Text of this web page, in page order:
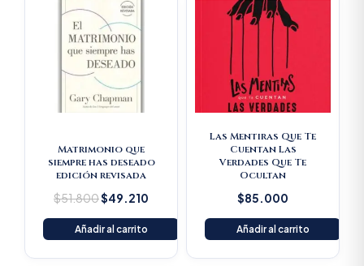
Matrimonio que
siempre has deseado
edición revisada
$51.800
price
was:
$51.800.
$49.210
Añadir al carrito
Las Mentiras Que Te
Cuentan Las
Verdades Que Te
Ocultan
$85.000
Añadir al carrito